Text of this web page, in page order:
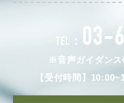
TEL： 03-
※音声ガイダン
【受付時間】